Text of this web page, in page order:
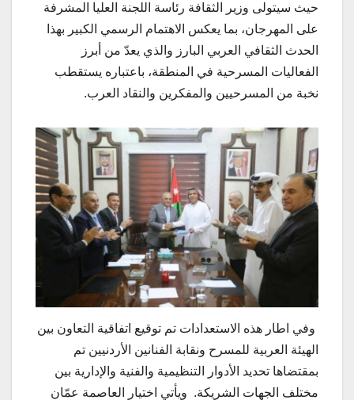
حيث سيتولى وزير الثقافة رئاسة اللجنة العليا المشرفة
على المهرجان، بما يعكس الاهتمام الرسمي الكبير بهذا
الحدث الثقافي العربي البارز والذي يعدّ من أبرز
الفعاليات المسرحية في المنطقة، باعتباره يستقطب
نخبة من المسرحيين والمفكرين والنقاد العرب.
وفي اطار هذه الاستعدادات تم توقيع اتفاقية التعاون بين
الهيئة العربية للمسرح ونقابة الفنانين الأردنيين تم
بمقتضاها تحديد الأدوار التنظيمية والفنية والإدارية بين
مختلف الجهات الشريكة. ويأتي اختيار العاصمة عمّان